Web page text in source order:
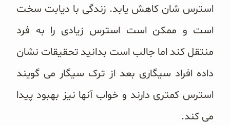
استرس شان کاهش یابد. زندگی با دیابت سخت
است و ممکن است استرس زیادی را به فرد
منتقل کند اما جالب است بدانید تحقیقات نشان
داده افراد سیگاری بعد از ترک سیگار می گویند
استرس کمتری دارند و خواب آنها نیز بهبود پیدا
می کند.